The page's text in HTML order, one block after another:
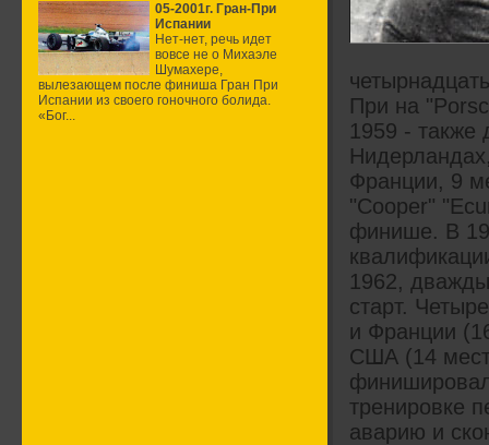
05-2001г. Гран-При
Испании
Нет-нет, речь идет
вовсе не о Михаэле
Шумахере,
вылезающем после финиша Гран При
Испании из своего гоночного болида.
«Бог...
При на
1959 - также
Франции, 9
"Cooper"
финише. В
1962,
старт.
и Франции
США (14
тренировке
аварию и